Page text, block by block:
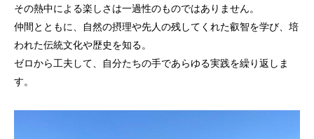
その熱中による楽しさは一過性のものではありません。
仲間とともに、自然の摂理や先人の残してくれた叡智を学び、培
われた伝統文化や歴史を知る。
ゼロから工夫して、自分たちの手であらゆる実践を繰り返しま
す。